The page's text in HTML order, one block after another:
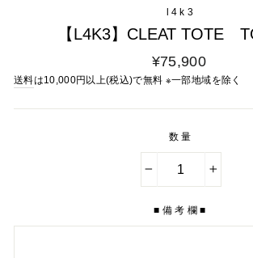
l4k3
【L4K3】CLEAT TOTE
通
常
金
¥75,900
送料は10,000円以上(税込)で無料 ※一部地域を除く
数量
■備考欄■